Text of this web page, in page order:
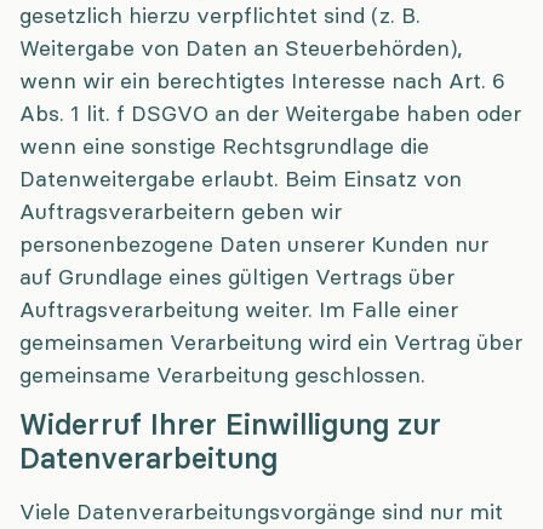
gesetzlich hierzu verpflichtet sind (z. B.
Weitergabe von Daten an Steuerbehörden),
wenn wir ein berechtigtes Interesse nach Art. 6
Abs. 1 lit. f DSGVO an der Weitergabe haben oder
wenn eine sonstige Rechtsgrundlage die
Datenweitergabe erlaubt. Beim Einsatz von
Auftragsverarbeitern geben wir
personenbezogene Daten unserer Kunden nur
auf Grundlage eines gültigen Vertrags über
Auftragsverarbeitung weiter. Im Falle einer
gemeinsamen Verarbeitung wird ein Vertrag über
gemeinsame Verarbeitung geschlossen.
Widerruf Ihrer Einwilligung zur
Datenverarbeitung
Viele Datenverarbeitungsvorgänge sind nur mit